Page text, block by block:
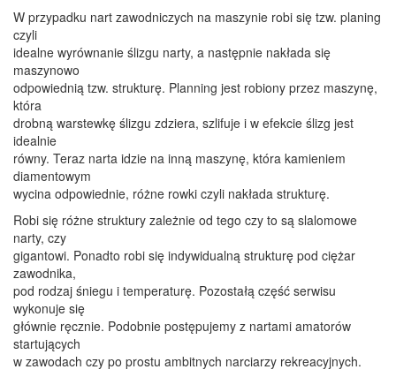
W przypadku nart zawodniczych na maszynie robi się tzw. planing
czyli
idealne wyrównanie ślizgu narty, a następnie nakłada się
maszynowo
odpowiednią tzw. strukturę. Planning jest robiony przez maszynę,
która
drobną warstewkę ślizgu zdziera, szlifuje i w efekcie ślizg jest
idealnie
równy. Teraz narta idzie na inną maszynę, która kamieniem
diamentowym
wycina odpowiednie, różne rowki czyli nakłada strukturę.
Robi się różne struktury zależnie od tego czy to są slalomowe
narty, czy
gigantowi. Ponadto robi się indywidualną strukturę pod ciężar
zawodnika,
pod rodzaj śniegu i temperaturę. Pozostałą część serwisu
wykonuje się
głównie ręcznie. Podobnie postępujemy z nartami amatorów
startujących
w zawodach czy po prostu ambitnych narciarzy rekreacyjnych.